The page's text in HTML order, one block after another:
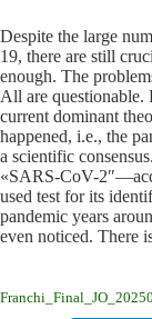
Despite the large
19, there are still
enough. The
All are questionable.
current dominant
happened, i.e., the
a scientific
«SARS-CoV-
used test for its
pandemic years
even noticed. There